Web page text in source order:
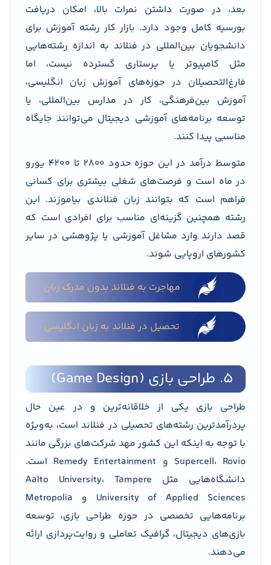
بعد، در صورت داشتن نمرات بالا، امکان دریافت
بورسیه کامل وجود دارد. بازار کار رشته آموزش برای
دانشجویان بین‌المللی در فنلاند به اندازه رشته‌هایی
مثل کامپیوتر یا پرستاری گسترده نیست، اما
فارغ‌التحصیلان در حوزه‌های آموزش زبان انگلیسی،
آموزش بین‌فرهنگی، کار در مدارس بین‌المللی، یا
توسعه برنامه‌های آموزشی دیجیتال می‌توانند جایگاه
مناسبی پیدا کنند.
متوسط درآمد در این حوزه حدود ۲۸۰۰ تا ۴۲۰۰ یورو
در ماه است و فرصت‌های شغلی بیشتری برای کسانی
فراهم است که بتوانند زبان فنلاندی بیاموزند. این
رشته همچنین گزینه‌ای مناسب برای افرادی است که
قصد دارند وارد مشاغل آموزشی یا پژوهشی در سایر
کشورهای اروپایی شوند.
مهاجرت به فنلاند بدون مدرک زبان
تحصیل در فنلاند به زبان انگلیسی
5. طراحی بازی (Game Design)
طراحی بازی یکی از خلاقانه‌ترین و در عین حال
پردرآمدترین رشته‌های تحصیلی در فنلاند است، به‌ویژه
با توجه به اینکه این کشور مهد شرکت‌های بزرگی مانند
Supercell، Rovio و Remedy Entertainment است.
دانشگاه‌هایی مثل Aalto University، Tampere
University of Applied Sciences و Metropolia
برنامه‌هایی تخصصی در حوزه طراحی بازی، توسعه
بازی‌های دیجیتال، گرافیک تعاملی و روایت‌پردازی ارائه
می‌دهند.